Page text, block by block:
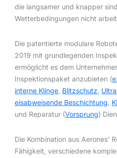
die langsamer und knapper
Wetterbedingungen nicht
Die patentierte modulare
2019 mit grundlegenden
ermöglicht es dem
Inspektionspaket anzubieten (
interne Klinge, Blitzschutz,
eisabweisende Beschichtung,
und Reparatur (Vorsprung)
Die Kombination aus Aerones'
Fähigkeit, verschiedene